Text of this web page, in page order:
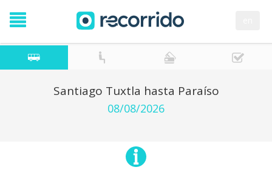
Santiago Tuxtla hasta Paraíso
08/08/2026